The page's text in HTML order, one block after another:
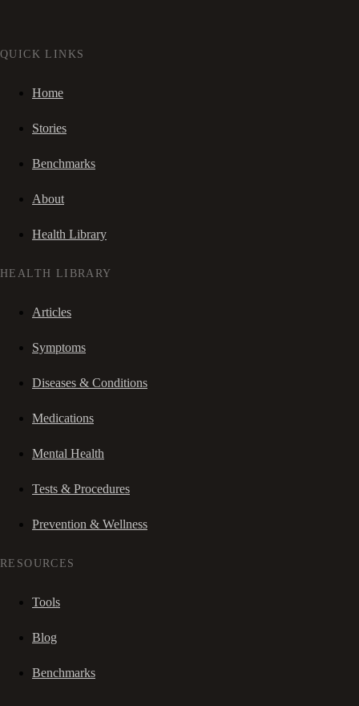
QUICK LINKS
Home
Stories
Benchmarks
About
Health Library
HEALTH LIBRARY
Articles
Symptoms
Diseases & Conditions
Medications
Mental Health
Tests & Procedures
Prevention & Wellness
RESOURCES
Tools
Blog
Benchmarks